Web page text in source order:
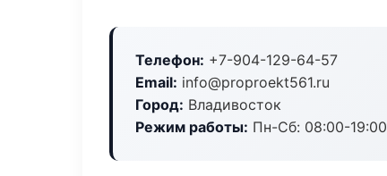
Телефон: +7-904-129-64-57
Email: info@proproekt561.ru
Город: Владивосток
Режим работы: Пн-Сб: 08:00-19:00